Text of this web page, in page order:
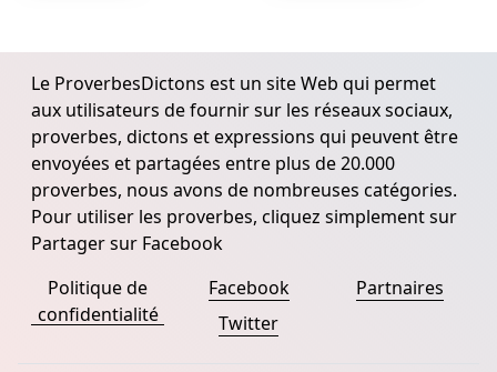
Le ProverbesDictons est un site Web qui permet
aux utilisateurs de fournir sur les réseaux sociaux,
proverbes, dictons et expressions qui peuvent être
envoyées et partagées entre plus de 20.000
proverbes, nous avons de nombreuses catégories.
Pour utiliser les proverbes, cliquez simplement sur
Partager sur Facebook
Politique de
confidentialité
Facebook
Twitter
Partnaires